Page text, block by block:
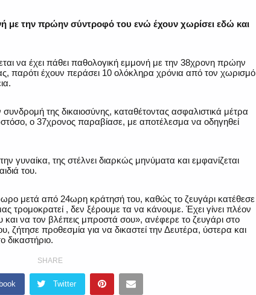
με την πρώην σύντροφό του ενώ έχουν χωρίσει εδώ και
να έχει πάθει παθολογική εμμονή με την 38χρονη πρώην
παρότι έχουν περάσει 10 ολόκληρα χρόνια από τον χωρισμό
της δικαιοσύνης, καταθέτοντας ασφαλιστικά μέτρα
ο 37χρονος παραβίασε, με αποτέλεσμα να οδηγηθεί
γυναίκα, της στέλνει διαρκώς μηνύματα και εμφανίζεται
του.
μετά από 24ωρη κράτησή του, καθώς το ζευγάρι κατέθεσε
τρομοκρατεί , δεν ξέρουμε τα να κάνουμε. Έχει γίνει πλέον
και να τον βλέπεις μπροστά σου», ανέφερε το ζευγάρι στο
ζήτησε προθεσμία για να δικαστεί την Δευτέρα, ύστερα και
δικαστήριο.
SHARE
Twitter